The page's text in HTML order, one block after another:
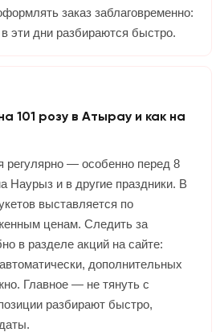
заказ заблаговременно:
эти дни разбираются быстро.
101 розу в Атырау и как на
регулярно — особенно перед 8
Наурыз и в другие праздники. В
выставляется по
ценам. Следить за
в разделе акций на сайте:
дополнительных
Главное — не тянуть с
разбирают быстро,